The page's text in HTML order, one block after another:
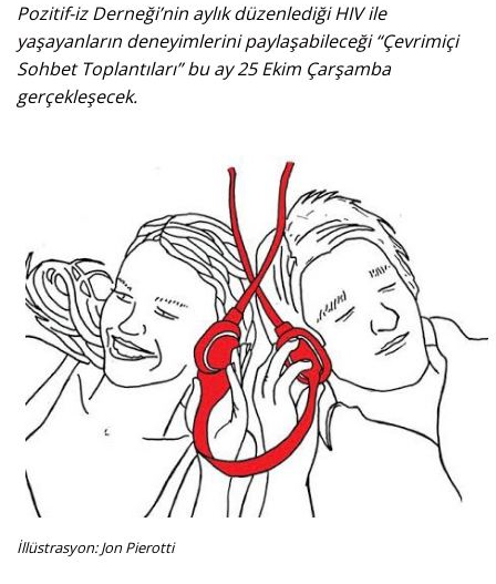
Pozitif-iz Derneği’nin aylık düzenlediği HIV ile
yaşayanların deneyimlerini paylaşabileceği “Çevrimiçi
Sohbet Toplantıları” bu ay 25 Ekim Çarşamba
gerçekleşecek.
İllüstrasyon: Jon Pierotti